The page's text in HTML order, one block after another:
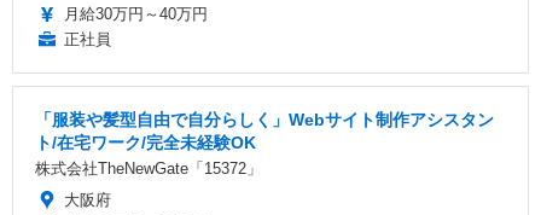
月給30万円～40万円
正社員
「服装や髪型自由で自分らしく」Webサイト制作アシスタン
ト/在宅ワーク/完全未経験OK
株式会社TheNewGate「15372」
大阪府